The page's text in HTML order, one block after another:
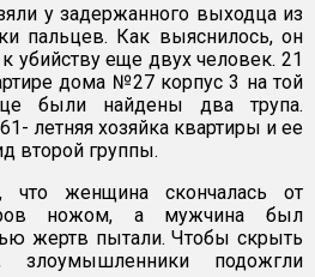
у задержанного выходца из
пальцев. Как выяснилось, он
убийству еще двух человек. 21
дома №27 корпус 3 на той
были найдены два трупа.
летняя хозяйка квартиры и ее
второй группы.
что женщина скончалась от
ножом, а мужчина был
жертв пытали. Чтобы скрыть
злоумышленники подожгли